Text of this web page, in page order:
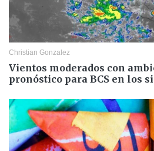
Christian Gonzalez
Vientos moderados con
pronóstico para BCS en los